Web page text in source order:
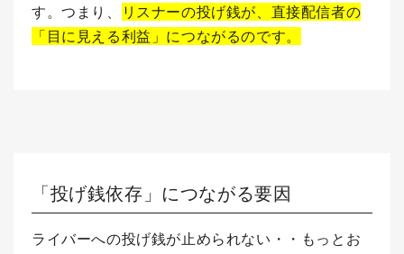
す。つまり、
リスナーの投げ銭が、直接配信者の
「目に見える利益」につながるのです。
「投げ銭依存」につながる要因
ライバーへの投げ銭が止められない・・もっとお